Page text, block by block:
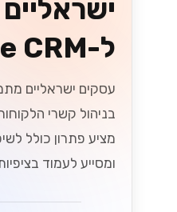
ניווט
במיסוי
שעסקים